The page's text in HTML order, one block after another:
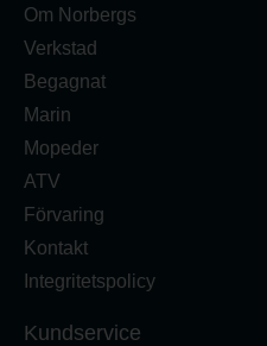
Om Norbergs
Verkstad
Begagnat
Marin
Mopeder
ATV
Förvaring
Kontakt
Integritetspolicy
Kundservice